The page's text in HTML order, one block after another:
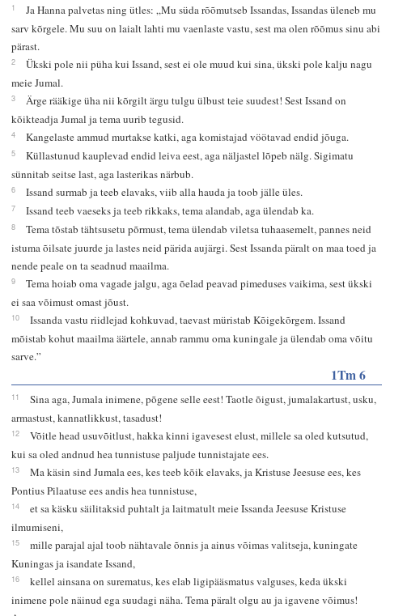
1
Ja Hanna palvetas ning ütles: „Mu süda rõõmutseb Issandas, Issandas üleneb mu
sarv kõrgele. Mu suu on laialt lahti mu vaenlaste vastu, sest ma olen rõõmus sinu abi
pärast.
2
Ükski pole nii püha kui Issand, sest ei ole muud kui sina, ükski pole kalju nagu
meie Jumal.
3
Ärge rääkige üha nii kõrgilt ärgu tulgu ülbust teie suudest! Sest Issand on
kõikteadja Jumal ja tema uurib tegusid.
4 Kangelaste ammud murtakse katki, aga komistajad vöötavad endid jõuga.
5
Küllastunud kauplevad endid leiva eest, aga näljastel lõpeb nälg. Sigimatu
sünnitab seitse last, aga lasterikas närbub.
6 Issand surmab ja teeb elavaks, viib alla hauda ja toob jälle üles.
7 Issand teeb vaeseks ja teeb rikkaks, tema alandab, aga ülendab ka.
8
Tema tõstab tähtsusetu põrmust, tema ülendab viletsa tuhaasemelt, pannes neid
istuma õilsate juurde ja lastes neid pärida aujärgi. Sest Issanda päralt on maa toed ja
nende peale on ta seadnud maailma.
9
Tema hoiab oma vagade jalgu, aga õelad peavad pimeduses vaikima, sest ükski
ei saa võimust omast jõust.
10
Issanda vastu riidlejad kohkuvad, taevast müristab Kõigekõrgem. Issand
mõistab kohut maailma äärtele, annab rammu oma kuningale ja ülendab oma võitu
sarve.”
1Tm 6
11
Sina aga, Jumala inimene, põgene selle eest! Taotle õigust, jumalakartust, usku,
armastust, kannatlikkust, tasadust!
12
Võitle head usuvõitlust, hakka kinni igavesest elust, millele sa oled kutsutud,
kui sa oled andnud hea tunnistuse paljude tunnistajate ees.
13
Ma käsin sind Jumala ees, kes teeb kõik elavaks, ja Kristuse Jeesuse ees, kes
Pontius Pilaatuse ees andis hea tunnistuse,
14
et sa käsku säilitaksid puhtalt ja laitmatult meie Issanda Jeesuse Kristuse
ilmumiseni,
15
mille parajal ajal toob nähtavale õnnis ja ainus võimas valitseja, kuningate
Kuningas ja isandate Issand,
16
kellel ainsana on surematus, kes elab ligipääsmatus valguses, keda ükski
inimene pole näinud ega suudagi näha. Tema päralt olgu au ja igavene võimus!